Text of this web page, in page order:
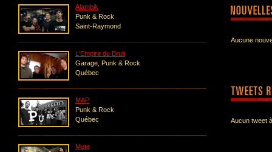
Alambik
Punk & Rock
Saint-Raymond
L'Empire du Bruit
Garage, Punk & Rock
Québec
MAP
Punk & Rock
Québec
Mute
Aucune
Aucun tweet